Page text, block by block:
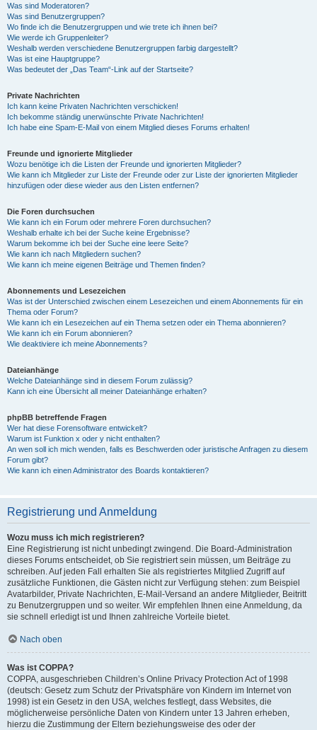
Was sind Moderatoren?
Was sind Benutzergruppen?
Wo finde ich die Benutzergruppen und wie trete ich ihnen bei?
Wie werde ich Gruppenleiter?
Weshalb werden verschiedene Benutzergruppen farbig dargestellt?
Was ist eine Hauptgruppe?
Was bedeutet der „Das Team“-Link auf der Startseite?
Private Nachrichten
Ich kann keine Privaten Nachrichten verschicken!
Ich bekomme ständig unerwünschte Private Nachrichten!
Ich habe eine Spam-E-Mail von einem Mitglied dieses Forums erhalten!
Freunde und ignorierte Mitglieder
Wozu benötige ich die Listen der Freunde und ignorierten Mitglieder?
Wie kann ich Mitglieder zur Liste der Freunde oder zur Liste der ignorierten Mitglieder
hinzufügen oder diese wieder aus den Listen entfernen?
Die Foren durchsuchen
Wie kann ich ein Forum oder mehrere Foren durchsuchen?
Weshalb erhalte ich bei der Suche keine Ergebnisse?
Warum bekomme ich bei der Suche eine leere Seite?
Wie kann ich nach Mitgliedern suchen?
Wie kann ich meine eigenen Beiträge und Themen finden?
Abonnements und Lesezeichen
Was ist der Unterschied zwischen einem Lesezeichen und einem Abonnements für ein
Thema oder Forum?
Wie kann ich ein Lesezeichen auf ein Thema setzen oder ein Thema abonnieren?
Wie kann ich ein Forum abonnieren?
Wie deaktiviere ich meine Abonnements?
Dateianhänge
Welche Dateianhänge sind in diesem Forum zulässig?
Kann ich eine Übersicht all meiner Dateianhänge erhalten?
phpBB betreffende Fragen
Wer hat diese Forensoftware entwickelt?
Warum ist Funktion x oder y nicht enthalten?
An wen soll ich mich wenden, falls es Beschwerden oder juristische Anfragen zu diesem
Forum gibt?
Wie kann ich einen Administrator des Boards kontaktieren?
Registrierung und Anmeldung
Wozu muss ich mich registrieren?
Eine Registrierung ist nicht unbedingt zwingend. Die Board-Administration
dieses Forums entscheidet, ob Sie registriert sein müssen, um Beiträge zu
schreiben. Auf jeden Fall erhalten Sie als registriertes Mitglied Zugriff auf
zusätzliche Funktionen, die Gästen nicht zur Verfügung stehen: zum Beispiel
Avatarbilder, Private Nachrichten, E-Mail-Versand an andere Mitglieder, Beitritt
zu Benutzergruppen und so weiter. Wir empfehlen Ihnen eine Anmeldung, da
sie schnell erledigt ist und Ihnen zahlreiche Vorteile bietet.
Nach oben
Was ist COPPA?
COPPA, ausgeschrieben Children’s Online Privacy Protection Act of 1998
(deutsch: Gesetz zum Schutz der Privatsphäre von Kindern im Internet von
1998) ist ein Gesetz in den USA, welches festlegt, dass Websites, die
möglicherweise persönliche Daten von Kindern unter 13 Jahren erheben,
hierzu die Zustimmung der Eltern beziehungsweise des oder der